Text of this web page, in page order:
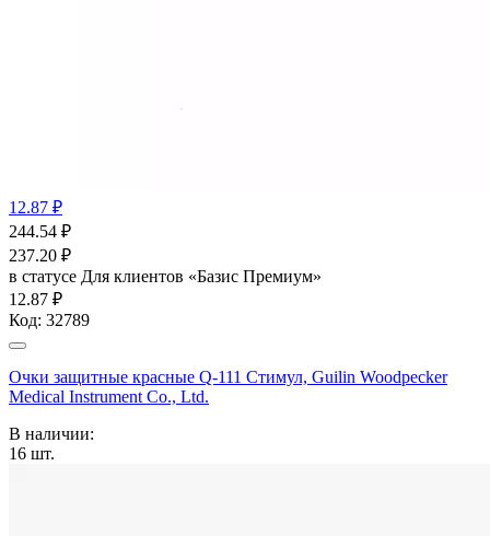
12.87 ₽
244.54 ₽
237.20 ₽
в статусе Для клиентов «Базис Премиум»
12.87 ₽
Код: 32789
Очки защитные красные Q-111 Стимул, Guilin Woodpecker
Medical Instrument Co., Ltd.
В наличии:
16 шт.